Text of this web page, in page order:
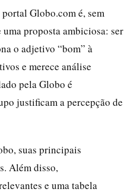
Globo.com é, sem
proposta ambiciosa: ser
o adjetivo “bom” à
e merece análise
pela Globo é
justificam a percepção de
suas principais
Além disso,
e uma tabela